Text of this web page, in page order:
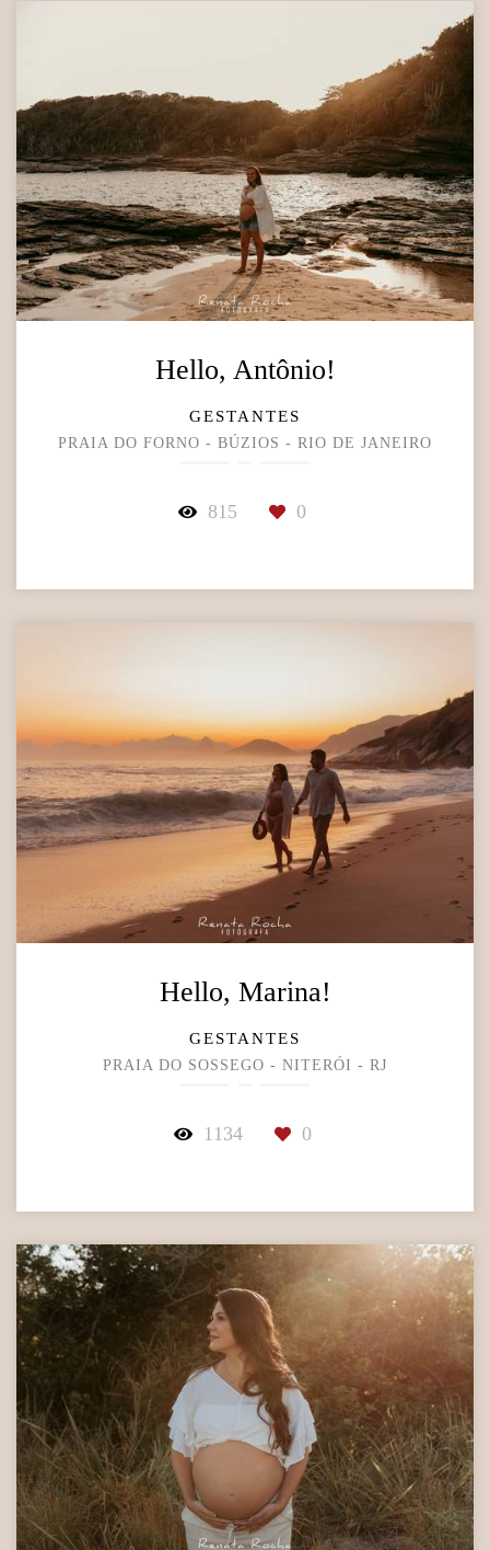
Hello, Antônio!
GESTANTES
PRAIA DO FORNO - BÚZIOS - RIO DE JANEIRO
815 0
Hello, Marina!
GESTANTES
PRAIA DO SOSSEGO - NITERÓI - RJ
1134 0